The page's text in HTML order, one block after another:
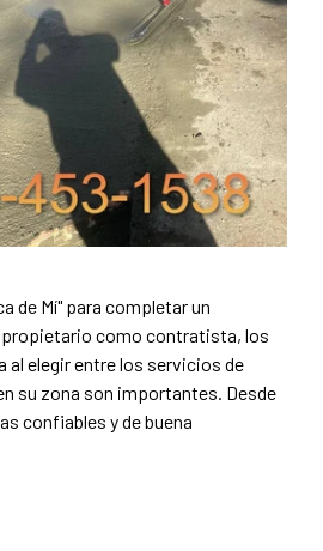
de Mí" para completar un
como contratista, los
al elegir entre los servicios de
su zona son importantes. Desde
confiables y de buena